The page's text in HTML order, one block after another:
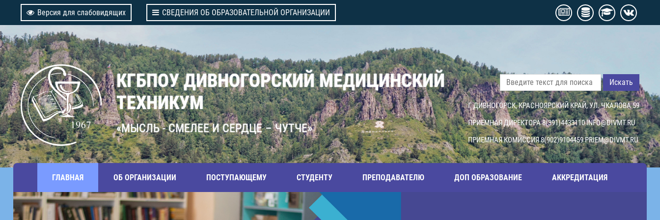
Версия для слабовидящих СВЕДЕНИЯ ОБ ОБРАЗОВАТЕЛЬНОЙ ОРГАНИЗАЦИИ
КГБПОУ ДИВНОГОРСКИЙ МЕДИЦИНСКИЙ
ТЕХНИКУМ
«МЫСЛЬ - СМЕЛЕЕ И СЕРДЦЕ – ЧУТЧЕ»
Искать
Г. ДИВНОГОРСК, КРАСНОЯРСКИЙ КРАЙ, УЛ. ЧКАЛОВА 59
ПРИЕМНАЯ ДИРЕКТОРА 8(391)4433110INFO@DIVMT.RU
ПРИЕМНАЯ КОМИССИЯ 8(902)9104459PRIEM@DIVMT.RU
ГЛАВНАЯ ОБ ОРГАНИЗАЦИИ ПОСТУПАЮЩЕМУ СТУДЕНТУ ПРЕПОДАВАТЕЛЮ ДОП ОБРАЗОВАНИЕ АККРЕДИТАЦИЯ